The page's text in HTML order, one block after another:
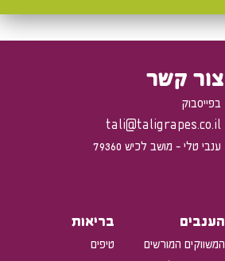
צור קשר
בפייסבוק
tali@taligrapes.co.il
ענבי טלי - מושב לכיש 79360
הענבים
המשווקים המורשים
בריאות
טיפים